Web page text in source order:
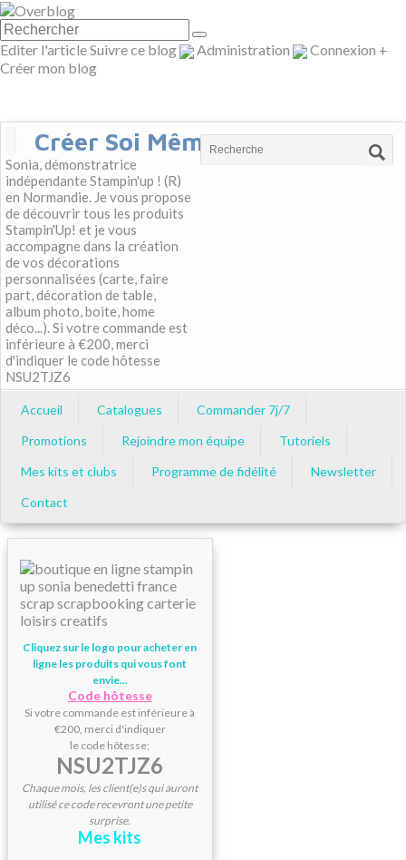
Editer l'articleSuivre ce blog Administration Connexion +
Créer mon blog
Créer Soi Même
Sonia, démonstratrice
indépendante Stampin'up ! (R)
en Normandie. Je vous propose
de découvrir tous les produits
Stampin'Up! et je vous
accompagne dans la création
de vos décorations
personnalisées (carte, faire
part, décoration de table,
album photo, boite, home
déco...). Si votre commande est
inférieure à €200, merci
d'indiquer le code hôtesse
NSU2TJZ6
Accueil Catalogues
Commander 7j/7
Promotions
Rejoindre mon équipe
Tutoriels
Mes kits et clubs
Programme de fidélité
Newsletter
Contact
Cliquez sur le logo pour acheter en
ligne les produits qui vous font
envie...
Code hôtesse
Si votre commande est inférieure à
€200, merci d'indiquer
le code hôtesse;
NSU2TJZ6
Chaque mois, les client(e)s qui auront
utilisé ce code recevront une petite
surprise.
Mes kits